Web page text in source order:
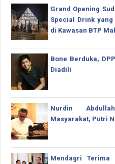
Grand Opening
Special Drink yang
di Kawasan BTP
Bone Berduka,
Diadili
Nurdin
Masyarakat, Putri
Mendagri Terima